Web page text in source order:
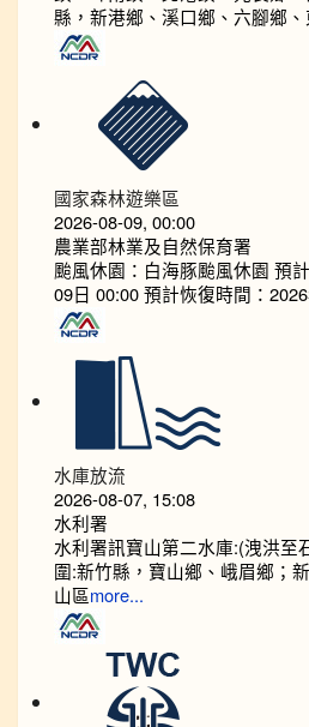
縣，新港鄉、溪口鄉、六腳鄉
國家森林遊樂區
2026-08-09, 00:00
農業部林業及自然保育署
颱風休園：白海豚颱風休園 預
09日 00:00 預計恢復時間：
水庫放流
2026-08-07, 15:08
水利署
水利署訊寶山第二水庫:(洩洪至
圍:新竹縣，寶山鄉、峨眉鄉；
山區more...